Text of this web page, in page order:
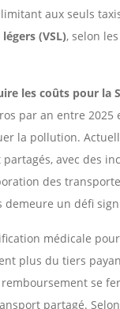
limitant aux seuls
(VSL), selon
les coûts pour la
par an entre 2025
la pollution.
partagés, avec des
des
demeure un défi
médicale
plus du tiers
se
partagé.